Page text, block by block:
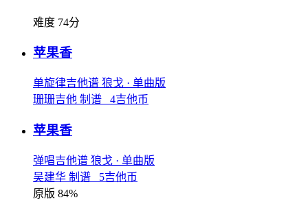
难度 74分
苹果香
单旋律吉他谱 狼戈 · 单曲版
珊珊吉他 制谱 4吉他币
苹果香
弹唱吉他谱 狼戈 · 单曲版
吴建华 制谱 5吉他币
原版 84%